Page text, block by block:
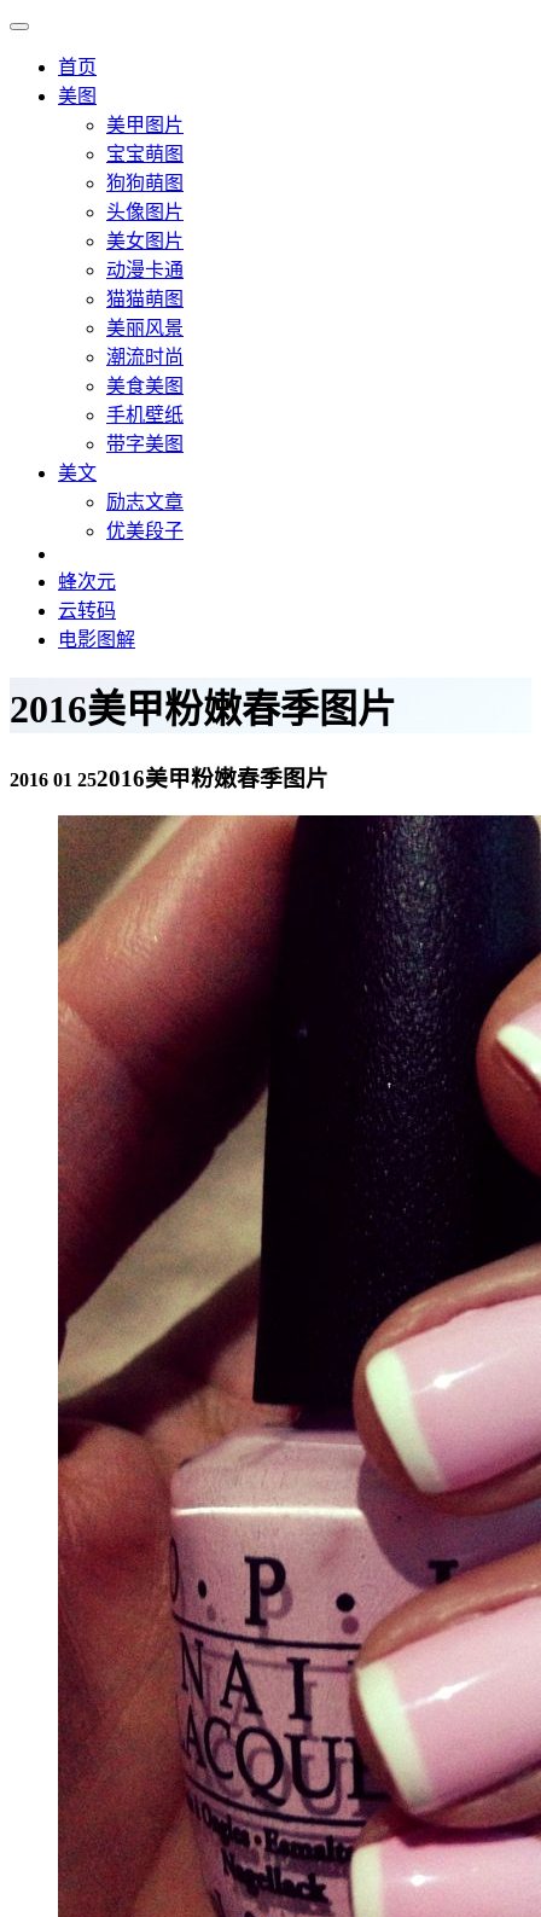
首页
美图
美甲图片
宝宝萌图
狗狗萌图
头像图片
美女图片
动漫卡通
猫猫萌图
美丽风景
潮流时尚
美食美图
手机壁纸
带字美图
美文
励志文章
优美段子
蜂次元
云转码
电影图解
2016美甲粉嫩春季图片
2016 01 252016美甲粉嫩春季图片